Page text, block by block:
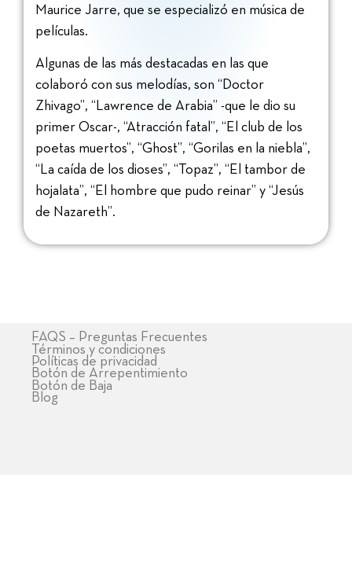
Maurice Jarre, que se especializó en música de
películas.
Algunas de las más destacadas en las que
colaboró con sus melodías, son “Doctor
Zhivago”, “Lawrence de Arabia” -que le dio su
primer Oscar-, “Atracción fatal”, “El club de los
poetas muertos”, “Ghost”, “Gorilas en la niebla”,
“La caída de los dioses”, “Topaz”, “El tambor de
hojalata”, “El hombre que pudo reinar” y “Jesús
de Nazareth”.
FAQS – Preguntas Frecuentes
Términos y condiciones
Políticas de privacidad
Botón de Arrepentimiento
Botón de Baja
Blog